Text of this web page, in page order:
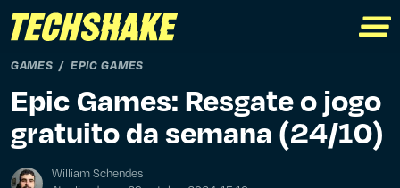
GAMES EPIC GAMES
Epic Games: Resgate o jogo
gratuito da semana (24/10)
William Schendes